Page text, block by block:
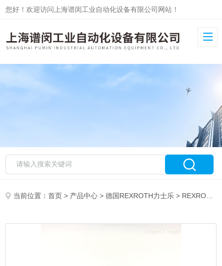
您好！欢迎访问上海谱闵工业自动化设备有限公司网站！
当前位置：首页 > 产品中心 >德国REXROTH力士乐 > REXROTH阀